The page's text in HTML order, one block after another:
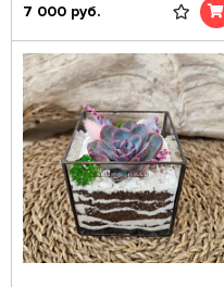
7 000 руб.